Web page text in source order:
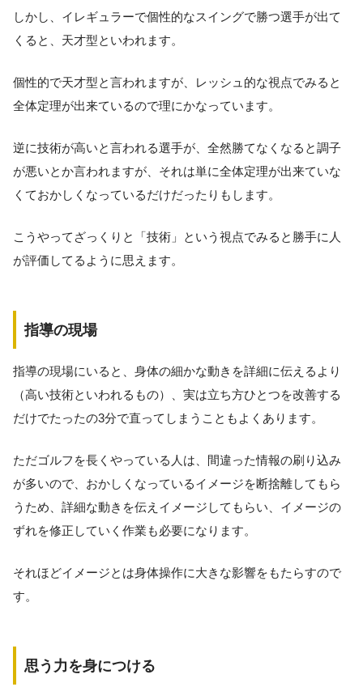
しかし、イレギュラーで個性的なスイングで勝つ選手が出て
くると、天才型といわれます。
個性的で天才型と言われますが、レッシュ的な視点でみると
全体定理が出来ているので理にかなっています。
逆に技術が高いと言われる選手が、全然勝てなくなると調子
が悪いとか言われますが、それは単に全体定理が出来ていな
くておかしくなっているだけだったりもします。
こうやってざっくりと「技術」という視点でみると勝手に人
が評価してるように思えます。
指導の現場
指導の現場にいると、身体の細かな動きを詳細に伝えるより
（高い技術といわれるもの）、実は立ち方ひとつを改善する
だけでたったの3分で直ってしまうこともよくあります。
ただゴルフを長くやっている人は、間違った情報の刷り込み
が多いので、おかしくなっているイメージを断捨離してもら
うため、詳細な動きを伝えイメージしてもらい、イメージの
ずれを修正していく作業も必要になります。
それほどイメージとは身体操作に大きな影響をもたらすので
す。
思う力を身につける